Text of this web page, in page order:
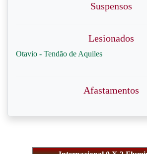
Suspensos
Lesionados
Otavio - Tendão de Aquiles
Afastamentos